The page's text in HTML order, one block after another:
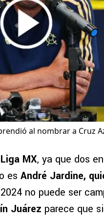
al nombrar a Cruz
Liga MX, ya que dos
es André Jardine,
no puede ser
Juárez parece que